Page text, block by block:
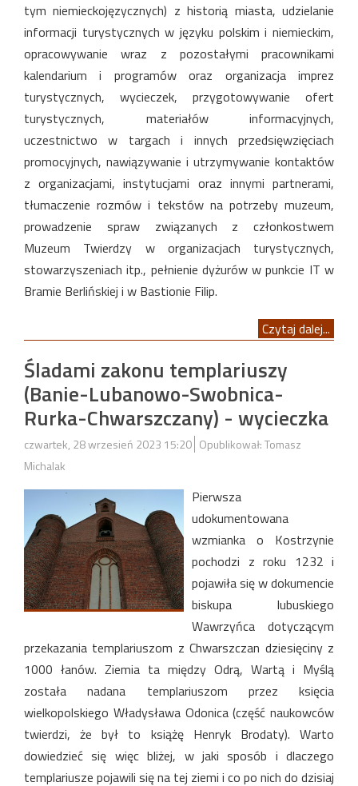
tym niemieckojęzycznych) z historią miasta, udzielanie
informacji turystycznych w języku polskim i niemieckim,
opracowywanie wraz z pozostałymi pracownikami
kalendarium i programów oraz organizacja imprez
turystycznych, wycieczek, przygotowywanie ofert
turystycznych, materiałów informacyjnych,
uczestnictwo w targach i innych przedsięwzięciach
promocyjnych, nawiązywanie i utrzymywanie kontaktów
z organizacjami, instytucjami oraz innymi partnerami,
tłumaczenie rozmów i tekstów na potrzeby muzeum,
prowadzenie spraw związanych z członkostwem
Muzeum Twierdzy w organizacjach turystycznych,
stowarzyszeniach itp., pełnienie dyżurów w punkcie IT w
Bramie Berlińskiej i w Bastionie Filip.
Czytaj dalej...
Śladami zakonu templariuszy
(Banie-Lubanowo-Swobnica-
Rurka-Chwarszczany) - wycieczka
czwartek, 28 wrzesień 2023 15:20 Opublikował: Tomasz
Michalak
Pierwsza
udokumentowana
wzmianka o Kostrzynie
pochodzi z roku 1232 i
pojawiła się w dokumencie
biskupa lubuskiego
Wawrzyńca dotyczącym
przekazania templariuszom z Chwarszczan dziesięciny z
1000 łanów. Ziemia ta między Odrą, Wartą i Myślą
została nadana templariuszom przez księcia
wielkopolskiego Władysława Odonica (część naukowców
twierdzi, że był to książę Henryk Brodaty). Warto
dowiedzieć się więc bliżej, w jaki sposób i dlaczego
templariusze pojawili się na tej ziemi i co po nich do dzisiaj